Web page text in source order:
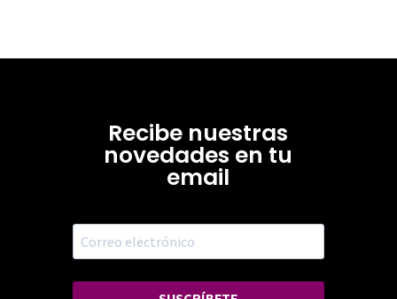
Recibe nuestras
novedades en tu
email